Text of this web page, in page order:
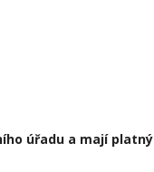
úřadu a mají platný